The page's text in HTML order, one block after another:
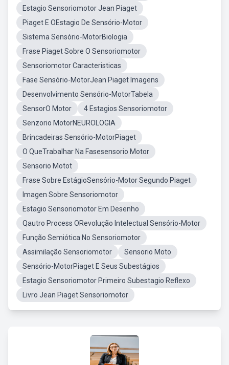
Estagio Sensoriomotor Jean Piaget
Piaget E OEstagio De Sensório-Motor
Sistema Sensório-MotorBiologia
Frase Piaget Sobre O Sensoriomotor
Sensoriomotor Caracteristicas
Fase Sensório-MotorJean Piaget Imagens
Desenvolvimento Sensório-MotorTabela
SensorO Motor
4 Estagios Sensoriomotor
Senzorio MotorNEUROLOGIA
Brincadeiras Sensório-MotorPiaget
O QueTrabalhar Na Fasesensorio Motor
Sensorio Motot
Frase Sobre EstágioSensório-Motor Segundo Piaget
Imagen Sobre Sensoriomotor
Estagio Sensoriomotor Em Desenho
Qautro Process ORevolução Intelectual Sensório-Motor
Função Semiótica No Sensoriomotor
Assimilação Sensoriomotor
Sensorio Moto
Sensório-MotorPiaget E Seus Subestágios
Estagio Sensoriomotor Primeiro Subestagio Reflexo
Livro Jean Piaget Sensoriomotor